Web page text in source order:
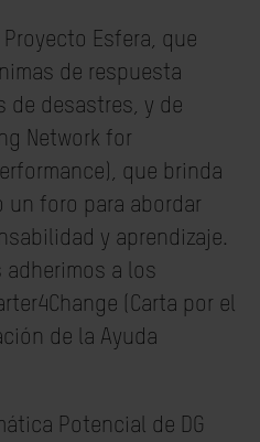
Esfera, que
de respuesta
de desastres, y de
Network for
que brinda
foro para abordar
y aprendizaje.
adherimos a los
(Carta por el
de la Ayuda
Potencial de DG